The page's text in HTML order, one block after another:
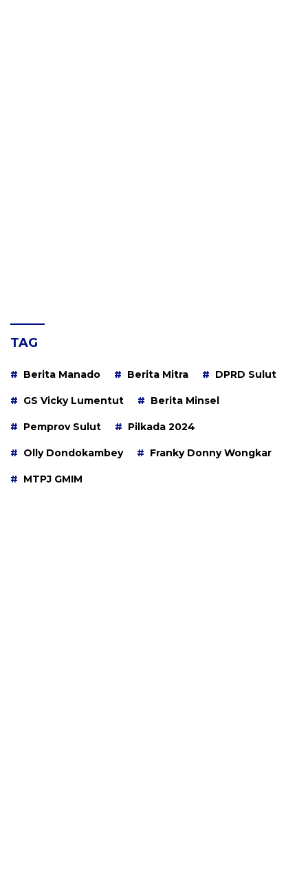
TAG
Berita Manado Berita Mitra DPRD Sulut
GS Vicky Lumentut Berita Minsel
Pemprov Sulut Pilkada 2024
Olly Dondokambey Franky Donny Wongkar
MTPJ GMIM